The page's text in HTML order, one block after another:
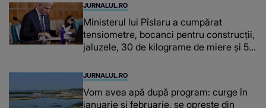
JURNALUL.RO
Ministerul lui Pîslaru a cumpărat
tensiometre, bocanci pentru construcții,
jaluzele, 30 de kilograme de miere și 50
JURNALUL.RO
Vom avea apă după program: curge în
ianuarie și februarie, se oprește din